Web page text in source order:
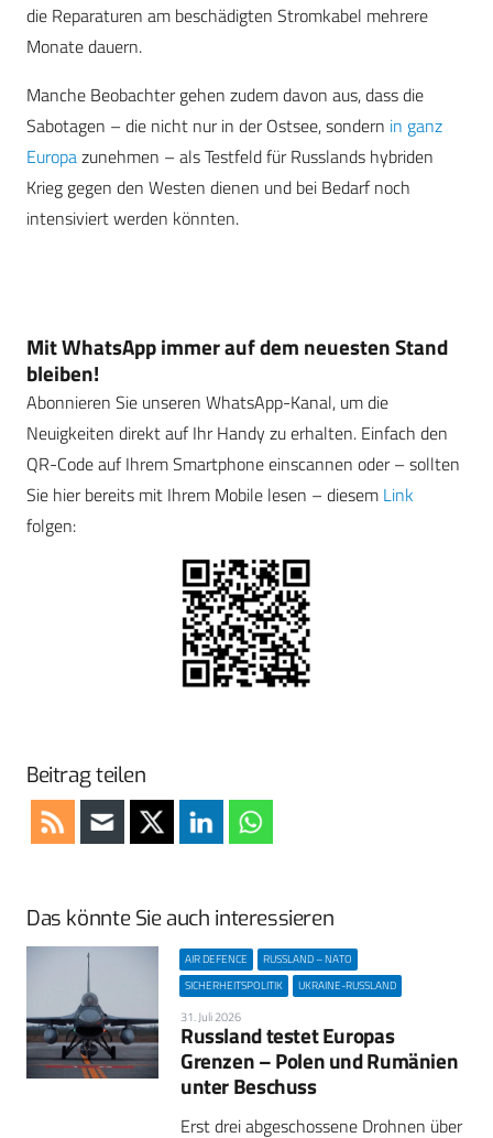
die Reparaturen am beschädigten Stromkabel mehrere
Monate dauern.
Manche Beobachter gehen zudem davon aus, dass die
Sabotagen – die nicht nur in der Ostsee, sondern in ganz
Europazunehmen – als Testfeld für Russlands hybriden
Krieg gegen den Westen dienen und bei Bedarf noch
intensiviert werden könnten.
Mit WhatsApp immer auf dem neuesten Stand
bleiben!
Abonnieren Sie unseren WhatsApp-Kanal, um die
Neuigkeiten direkt auf Ihr Handy zu erhalten. Einfach den
QR-Code auf Ihrem Smartphone einscannen oder – sollten
Sie hier bereits mit Ihrem Mobile lesen – diesem Link
folgen:
Beitrag teilen
Das könnte Sie auch interessieren
AIR DEFENCE
RUSSLAND – NATO
SICHERHEITSPOLITIK
UKRAINE-RUSSLAND
31. Juli 2026
Russland testet Europas
Grenzen – Polen und Rumänien
unter Beschuss
Erst drei abgeschossene Drohnen über